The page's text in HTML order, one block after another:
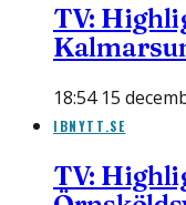
TV:
18:54 15
IBNYTT.SE
TV: